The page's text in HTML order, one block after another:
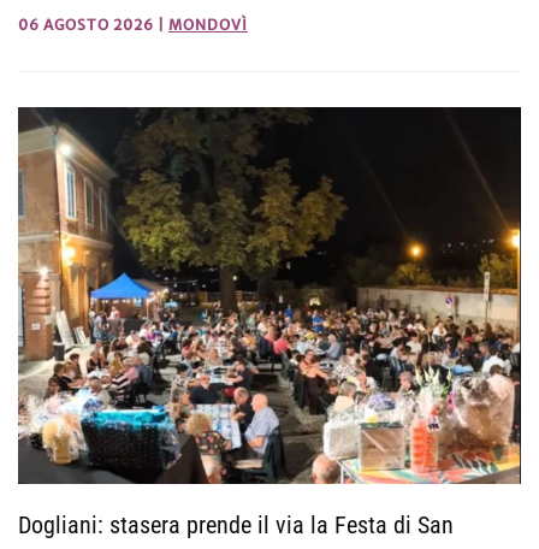
06 AGOSTO 2026 MONDOVÌ
Dogliani: stasera prende il via la Festa di San